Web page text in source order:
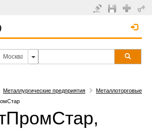
Металлургические предприятия
Металлоторговые